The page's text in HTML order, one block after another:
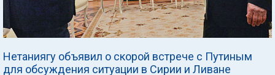
Нетаниягу объявил о скорой встрече с Путиным
для обсуждения ситуации в Сирии и Ливане